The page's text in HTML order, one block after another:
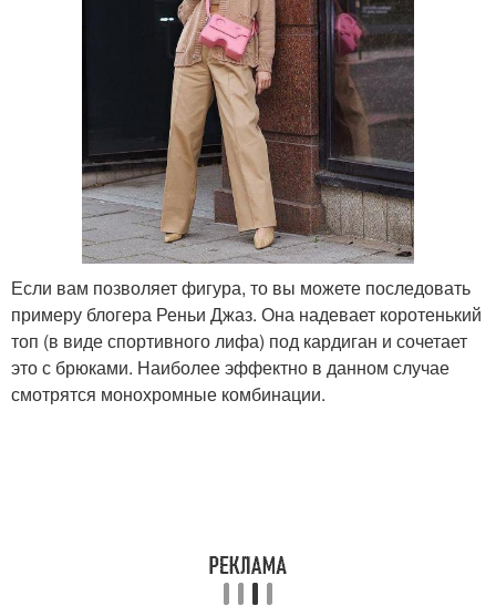
Если вам позволяет фигура, то вы можете последовать
примеру блогера Реньи Джаз. Она надевает коротенький
топ (в виде спортивного лифа) под кардиган и сочетает
это с брюками. Наиболее эффектно в данном случае
смотрятся монохромные комбинации.